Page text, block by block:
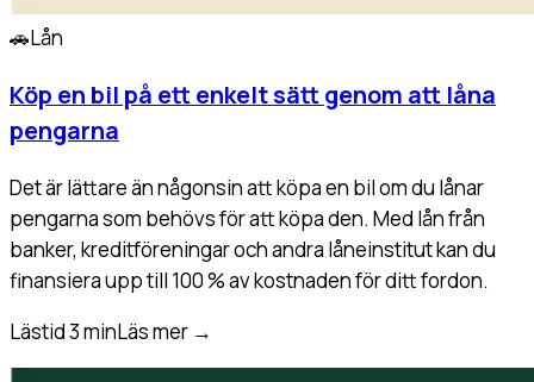
🚗Lån
Köp en bil på ett enkelt sätt genom att låna
pengarna
Det är lättare än någonsin att köpa en bil om du lånar
pengarna som behövs för att köpa den. Med lån från
banker, kreditföreningar och andra låneinstitut kan du
finansiera upp till 100 % av kostnaden för ditt fordon.
Lästid 3 minLäs mer →